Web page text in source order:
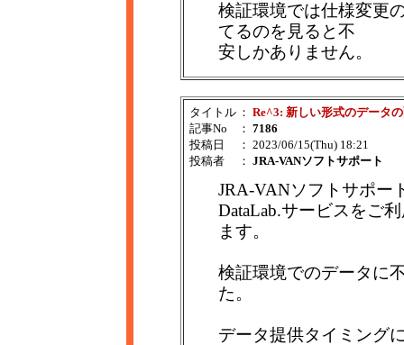
検証環境では仕様変更
てるのを見ると不
安しかありません。
タイトル ： Re^3: 新しい形式のデータ
記事No
： 7186
投稿日
： 2023/06/15(Thu) 18:21
投稿者
： JRA-VANソフトサポート
JRA-VANソフトサポー
DataLab.サービスをご
ます。
検証環境でのデータに
た。
データ提供タイミング